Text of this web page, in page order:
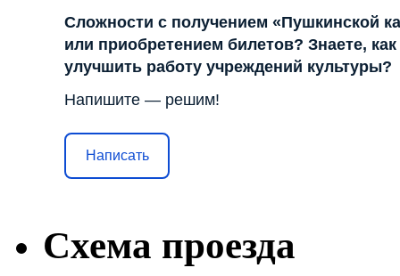
Сложности с получением «Пушкинской
или приобретением билетов? Знаете, как
улучшить работу учреждений культуры?
Напишите — решим!
Написать
Схема проезда